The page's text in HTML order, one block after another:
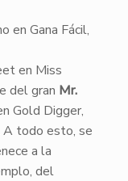
en Gana Fácil,
en Miss
del gran Mr.
Gold Digger,
A todo esto, se
a la
del